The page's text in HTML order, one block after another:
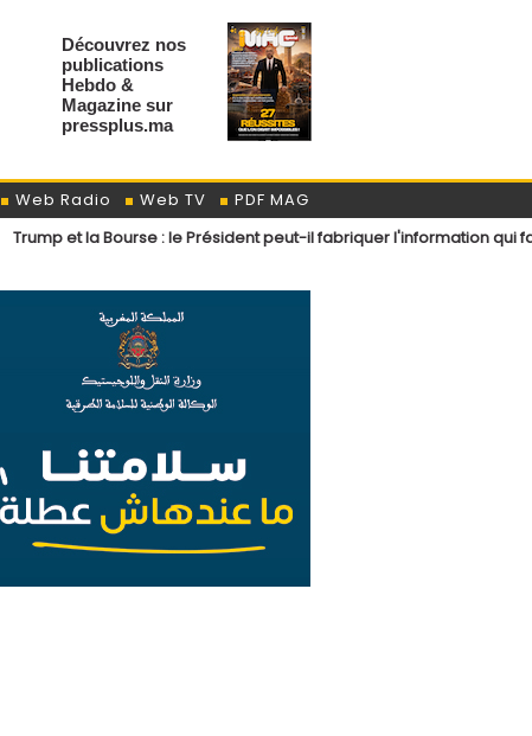
Découvrez nos
publications
Hebdo &
Magazine sur
pressplus.ma
Web Radio Web TV
PDF MAG
et la Bourse : le Président peut-il fabriquer l'information qui fait